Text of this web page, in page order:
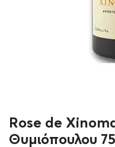
Rose de
Θυμιόπουλου